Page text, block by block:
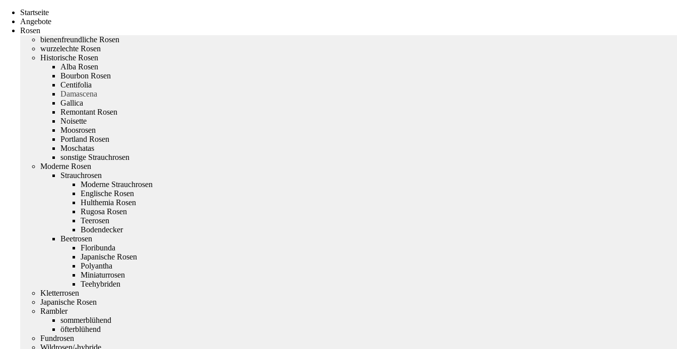
Startseite
Angebote
Rosen
bienenfreundliche Rosen
wurzelechte Rosen
Historische Rosen
Alba Rosen
Bourbon Rosen
Centifolia
Damascena
Gallica
Remontant Rosen
Noisette
Moosrosen
Portland Rosen
Moschatas
sonstige Strauchrosen
Moderne Rosen
Strauchrosen
Moderne Strauchrosen
Englische Rosen
Hulthemia Rosen
Rugosa Rosen
Teerosen
Bodendecker
Beetrosen
Floribunda
Japanische Rosen
Polyantha
Miniaturrosen
Teehybriden
Kletterrosen
Japanische Rosen
Rambler
sommerblühend
öfterblühend
Fundrosen
Wildrosen/-hybride